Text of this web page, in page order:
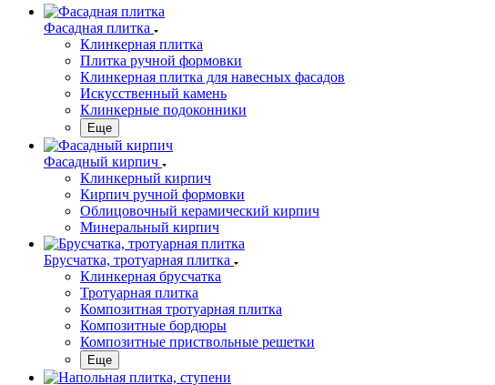
Фасадная плитка
Клинкерная плитка
Плитка ручной формовки
Клинкерная плитка для навесных фасадов
Искусственный камень
Клинкерные подоконники
Еще
Фасадный кирпич
Клинкерный кирпич
Кирпич ручной формовки
Облицовочный керамический кирпич
Минеральный кирпич
Брусчатка, тротуарная плитка
Клинкерная брусчатка
Тротуарная плитка
Композитная тротуарная плитка
Композитные бордюры
Композитные приствольные решетки
Еще